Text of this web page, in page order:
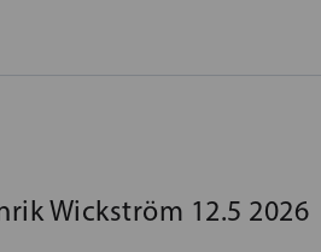
Wickström 12.5 2026